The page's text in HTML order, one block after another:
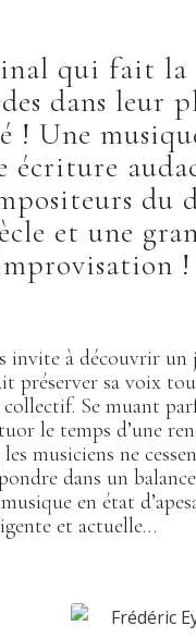
qui fait la
dans leur
! Une
écriture
du
et une
!
à découvrir un
préserver sa voix
Se muant
le temps d’une
musiciens ne
dans un
en état
et actuelle…